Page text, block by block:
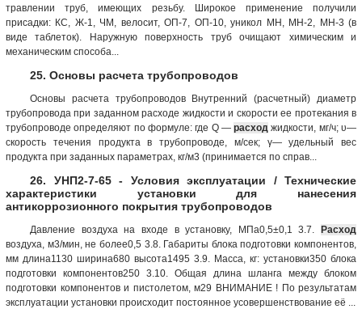
травлении труб, имеющих резьбу. Широкое применение получили
присадки: КС, Ж-1, ЧМ, велосит, ОП-7, ОП-10, уникол МН, МН-2, МН-3 (в
виде таблеток). Наружную поверхность труб очищают химическим и
механическим способа...
25. Основы расчета трубопроводов
Основы расчета трубопроводов Внутренний (расчетный) диаметр
трубопровода при заданном расходе жидкости и скорости ее протекания в
трубопроводе определяют по формуле: где Q —расход жидкости, мг/ч; υ—
скорость течения продукта в трубопроводе, м/сек; γ— удельный вес
продукта при заданных параметрах, кг/м3 (принимается по справ...
26. УНП2-7-65 - Условия эксплуатации / Технические
характеристики установки для нанесения
антикоррозионного покрытия трубопроводов
Давление воздуха на входе в установку, МПа0,5±0,1 3.7. Расход
воздуха, м3/мин, не более0,5 3.8. Габариты блока подготовки компонентов,
мм длина1130 ширина680 высота1495 3.9. Масса, кг: установки350 блока
подготовки компонентов250 3.10. Общая длина шланга между блоком
подготовки компонентов и пистолетом, м29 ВНИМАНИЕ ! По результатам
эксплуатации установки происходит постоянное усовершенствование её ...